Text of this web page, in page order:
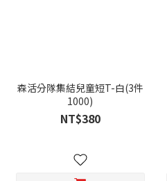
森活分隊集結兒童短T-白(3件
1000)
NT$380